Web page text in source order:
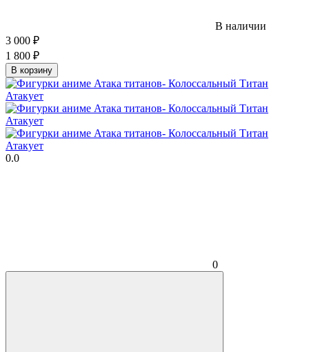
В наличии
3 000 ₽
1 800 ₽
В корзину
0.0
0